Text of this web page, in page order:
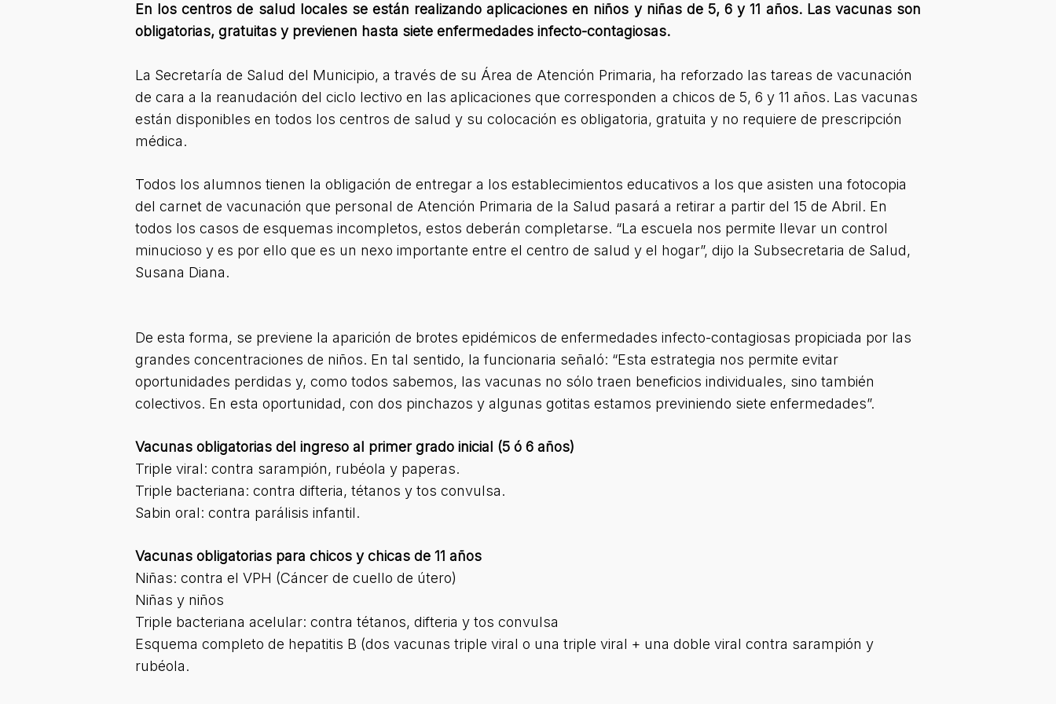
En los centros de salud locales se están realizando aplicaciones en niños y niñas de 5, 6 y 11 años. Las vacunas son
obligatorias, gratuitas y previenen hasta siete enfermedades infecto-contagiosas.
La Secretaría de Salud del Municipio, a través de su Área de Atención Primaria, ha reforzado las tareas de vacunación
de cara a la reanudación del ciclo lectivo en las aplicaciones que corresponden a chicos de 5, 6 y 11 años. Las vacunas
están disponibles en todos los centros de salud y su colocación es obligatoria, gratuita y no requiere de prescripción
médica.
Todos los alumnos tienen la obligación de entregar a los establecimientos educativos a los que asisten una fotocopia
del carnet de vacunación que personal de Atención Primaria de la Salud pasará a retirar a partir del 15 de Abril. En
todos los casos de esquemas incompletos, estos deberán completarse. “La escuela nos permite llevar un control
minucioso y es por ello que es un nexo importante entre el centro de salud y el hogar”, dijo la Subsecretaria de Salud,
Susana Diana.
De esta forma, se previene la aparición de brotes epidémicos de enfermedades infecto-contagiosas propiciada por las
grandes concentraciones de niños. En tal sentido, la funcionaria señaló: “Esta estrategia nos permite evitar
oportunidades perdidas y, como todos sabemos, las vacunas no sólo traen beneficios individuales, sino también
colectivos. En esta oportunidad, con dos pinchazos y algunas gotitas estamos previniendo siete enfermedades”.
Vacunas obligatorias del ingreso al primer grado inicial (5 ó 6 años)
Triple viral: contra sarampión, rubéola y paperas.
Triple bacteriana: contra difteria, tétanos y tos convulsa.
Sabin oral: contra parálisis infantil.
Vacunas obligatorias para chicos y chicas de 11 años
Niñas: contra el VPH (Cáncer de cuello de útero)
Niñas y niños
Triple bacteriana acelular: contra tétanos, difteria y tos convulsa
Esquema completo de hepatitis B (dos vacunas triple viral o una triple viral + una doble viral contra sarampión y
rubéola.